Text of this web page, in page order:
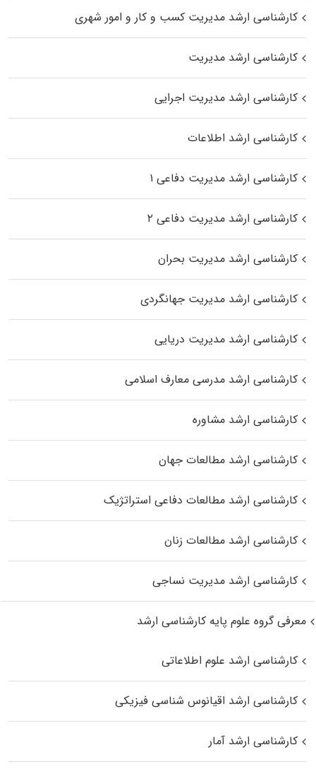
کارشناسی ارشد مدیریت کسب و کار و امور شهری
کارشناسی ارشد مدیریت
کارشناسی ارشد مدیریت اجرایی
کارشناسی ارشد اطلاعات
کارشناسی ارشد مدیریت دفاعی ۱
کارشناسی ارشد مدیریت دفاعی ۲
کارشناسی ارشد مدیریت بحران
کارشناسی ارشد مدیریت جهانگردی
کارشناسی ارشد مدیریت دریایی
کارشناسی ارشد مدرسی معارف اسلامی
کارشناسی ارشد مشاوره
کارشناسی ارشد مطالعات جهان
کارشناسی ارشد مطالعات دفاعی استراتژیک
کارشناسی ارشد مطالعات زنان
کارشناسی ارشد مدیریت نساجی
معرفی گروه علوم پایه کارشناسی ارشد
کارشناسی ارشد علوم اطلاعاتی
کارشناسی ارشد اقیانوس‌ شناسی فیزیکی
کارشناسی ارشد آمار